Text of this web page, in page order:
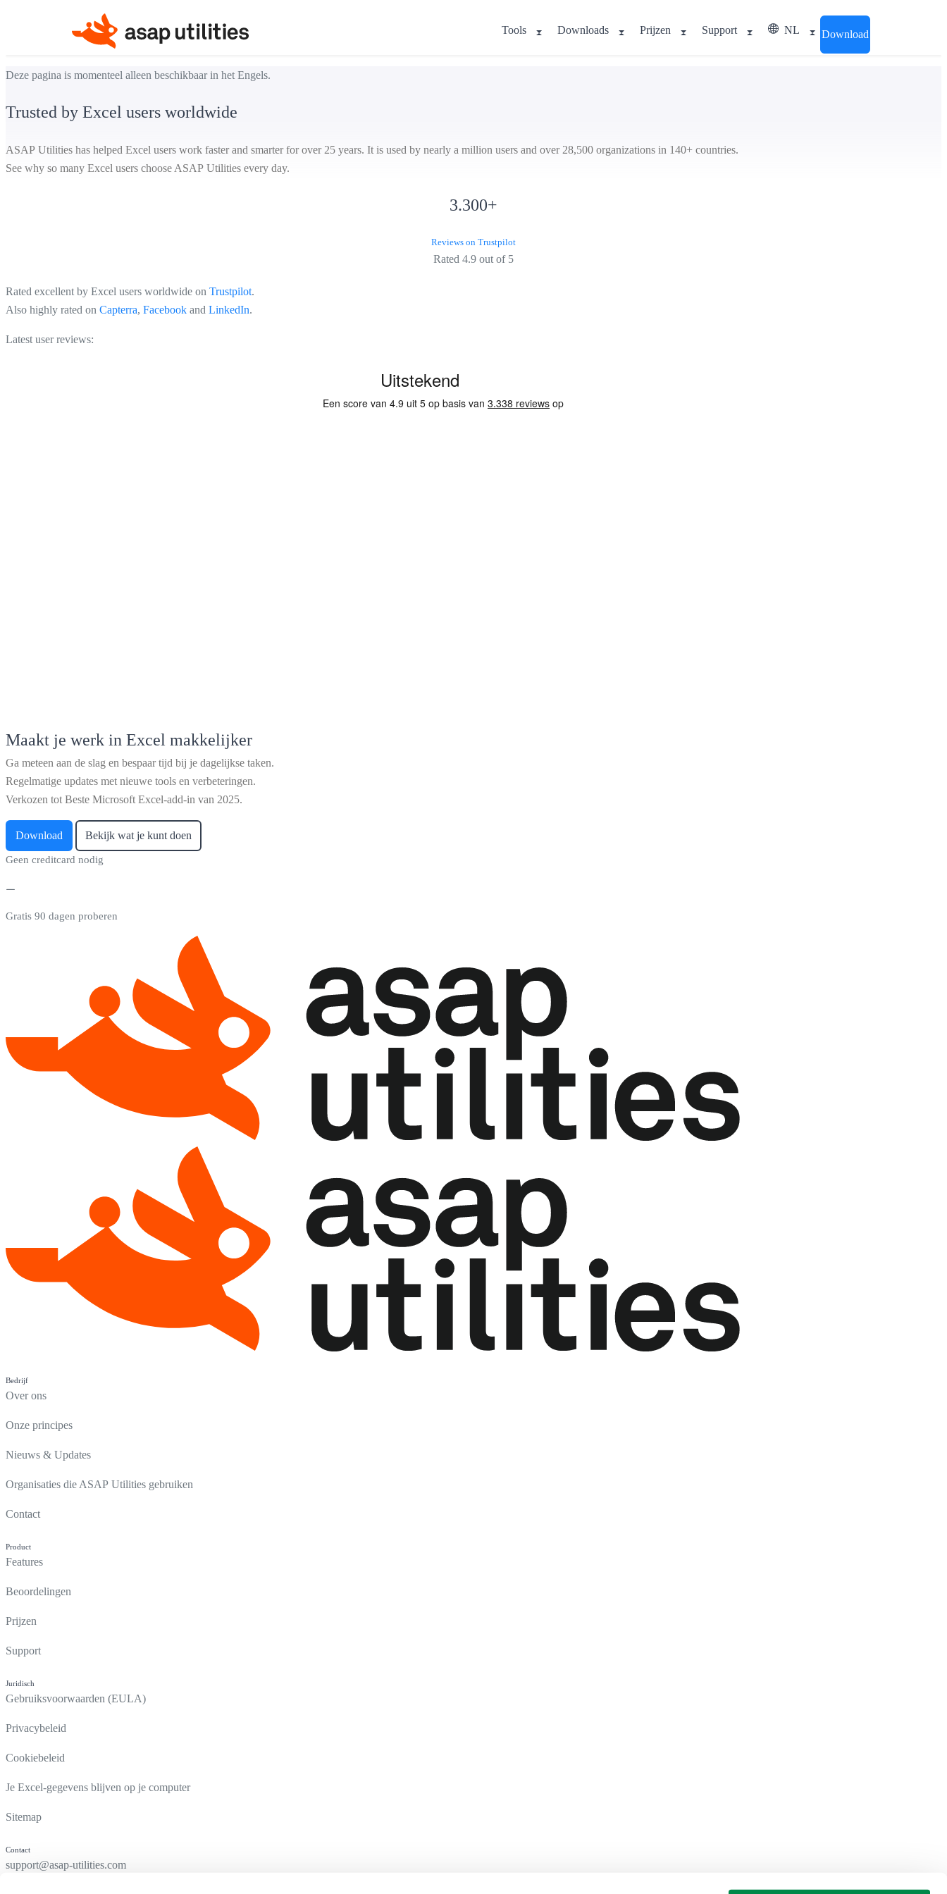
Tools Downloads Prijzen Support NL Download
Deze pagina is momenteel alleen beschikbaar in het Engels.
Trusted by Excel users worldwide
ASAP Utilities has helped Excel users work faster and smarter for over 25 years. It is used by nearly a million users and over 28,500 organizations in 140+ countries.
See why so many Excel users choose ASAP Utilities every day.
3.300+
Reviews on Trustpilot
Rated 4.9 out of 5
Rated excellent by Excel users worldwide on Trustpilot.
Also highly rated on Capterra, Facebook and LinkedIn.
Latest user reviews:
Maakt je werk in Excel makkelijker
Ga meteen aan de slag en bespaar tijd bij je dagelijkse taken.
Regelmatige updates met nieuwe tools en verbeteringen.
Verkozen tot Beste Microsoft Excel-add-in van 2025.
Download Bekijk wat je kunt doen
Geen creditcard nodig
Gratis 90 dagen proberen
Bedrijf
Over ons
Onze principes
Nieuws & Updates
Organisaties die ASAP Utilities gebruiken
Contact
Product
Features
Beoordelingen
Prijzen
Support
Juridisch
Gebruiksvoorwaarden (EULA)
Privacybeleid
Cookiebeleid
Je Excel-gegevens blijven op je computer
Sitemap
Contact
support@asap-utilities.com